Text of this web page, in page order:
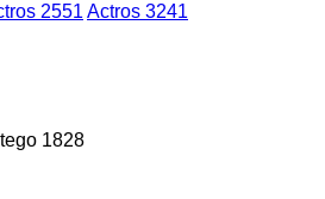
2551 Actros 3241
1828